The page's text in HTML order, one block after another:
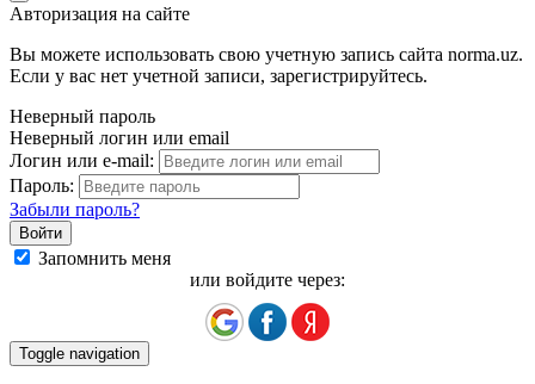
Авторизация на сайте
Вы можете использовать свою учетную запись сайта norma.uz.
Если у вас нет учетной записи, зарегистрируйтесь.
Неверный пароль
Неверный логин или email
Логин или e-mail:
Пароль:
Забыли пароль?
Запомнить меня
или войдите через:
Toggle navigation